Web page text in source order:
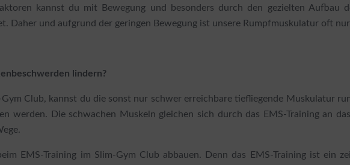
kannst du mit Bewegung und besonders durch den gezielten
Daher und aufgrund der geringen Bewegung ist unsere Rumpfmuskulatur oft
lindern?
Club, kannst du die sonst nur schwer erreichbare tiefliegende Muskulatur
werden. Die schwachen Muskeln gleichen sich durch das EMS-Training
EMS-Training im Slim-Gym Club abbauen. Denn das EMS-Training ist